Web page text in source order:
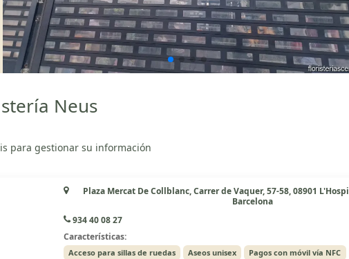
Neus
para gestionar su información
Plaza Mercat De Collblanc, Carrer de Vaquer, 57-58, 08901
Barcelona
934 40 08 27
Características:
Acceso para sillas de ruedas Aseos unisex Pagos con móvil vía NFC